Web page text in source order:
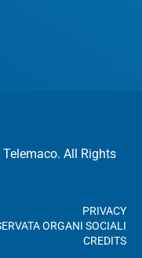
All Rights
PRIVACY
ORGANI SOCIALI
CREDITS